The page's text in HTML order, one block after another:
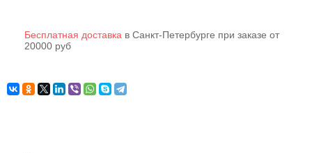
Бесплатная доставка в Санкт-Петербурге при заказе от
20000 руб